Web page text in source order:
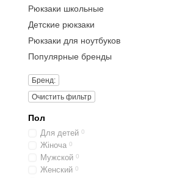
Рюкзаки школьные
Детские рюкзаки
Рюкзаки для ноутбуков
Популярные бренды
Бренд:
Очистить фильтр
Пол
Для детей 0
Жіноча 0
Мужской 0
Женский 0